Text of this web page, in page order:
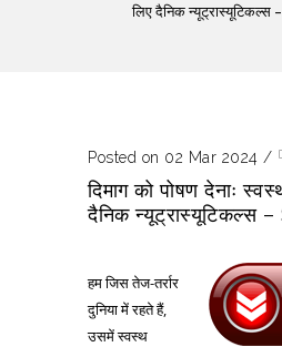
लिए दैनिक
Posted on 02 Mar 2024 /
दिमाग को पोषण देनाः
दैनिक न्यूट्रास्यूटिकल्स
हम जिस तेज-तर्रार
दुनिया में रहते हैं,
उसमें स्वस्थ